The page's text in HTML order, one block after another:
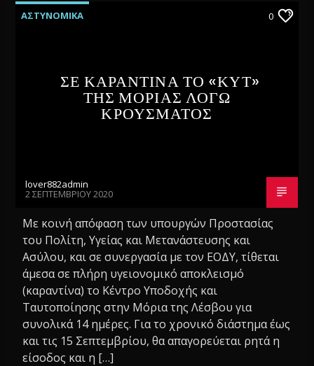
ΑΣΤΥΝΟΜΙΚΑ 0
ΣΕ ΚΑΡΑΝΤΙΝΑ ΤΟ «ΚΥΤ»
ΤΗΣ ΜΟΡΙΑΣ ΛΟΓΩ
ΚΡΟΥΣΜΑΤΟΣ
lover882admin
2 ΣΕΠΤΕΜΒΡΊΟΥ 2020
Με κοινή απόφαση των υπουργών Προστασίας
του Πολίτη, Υγείας και Μετανάστευσης και
Ασύλου, και σε συνεργασία με τον ΕΟΔΥ, τίθεται
άμεσα σε πλήρη υγειονομικό αποκλεισμό
(καραντίνα) το Κέντρο Υποδοχής και
Ταυτοποίησης στην Μόρια της Λέσβου για
συνολικά 14 ημέρες. Για το χρονικό διάστημα έως
και τις 15 Σεπτεμβρίου, θα απαγορεύεται ρητά η
είσοδος και η […]